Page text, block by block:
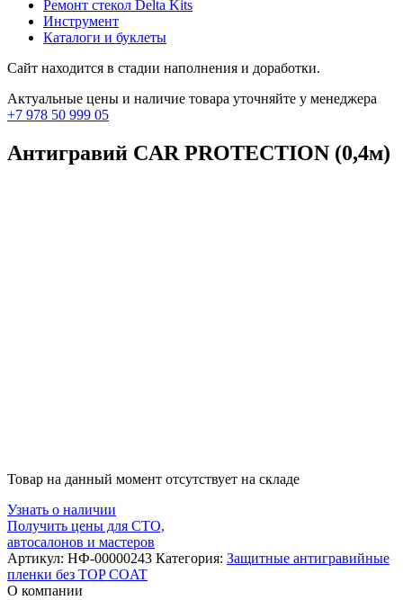
Ремонт стекол Delta Kits
Инструмент
Каталоги и буклеты
Сайт находится в стадии наполнения и доработки.
Актуальные цены и наличие товара уточняйте у менеджера
+7 978 50 999 05
Антигравий CAR PROTECTION (0,4м)
Товар на данный момент отсутствует на складе
Узнать о наличии
Получить цены для СТО,
автосалонов и мастеров
Артикул: НФ-00000243 Категория: Защитные антигравийные
пленки без TOP COAT
О компании